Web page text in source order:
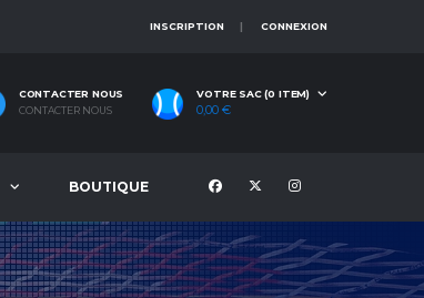
INSCRIPTION CONNEXION
CONTACTER NOUS
CONTACTER NOUS
VOTRE SAC (0 ITEM)
0,00€
BOUTIQUE